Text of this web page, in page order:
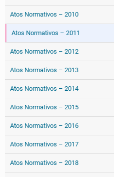
Atos Normativos – 2010
Atos Normativos – 2011
Atos Normativos – 2012
Atos Normativos – 2013
Atos Normativos – 2014
Atos Normativos – 2015
Atos Normativos – 2016
Atos Normativos – 2017
Atos Normativos – 2018